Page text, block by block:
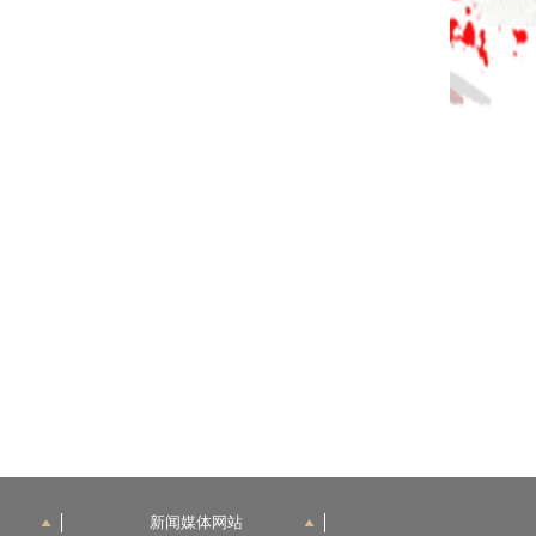
新闻媒体网站